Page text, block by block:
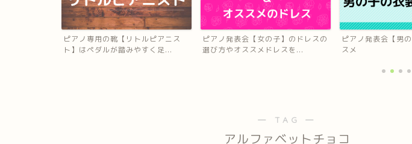
ピアノ発表会【女の子】のドレスの
選び方やオススメドレスを...
ピアノ発表会【男の子】衣装のオス
スメ
【大人の女性向け
会、伴奏の服装に使
― TAG ―
アルファベットチョコ